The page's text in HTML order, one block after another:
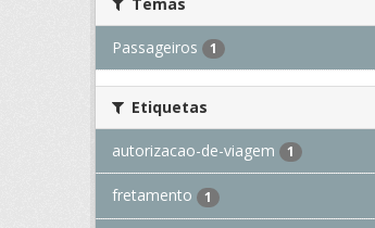
Passageiros 1
Etiquetas
autorizacao-de-viagem 1
fretamento 1